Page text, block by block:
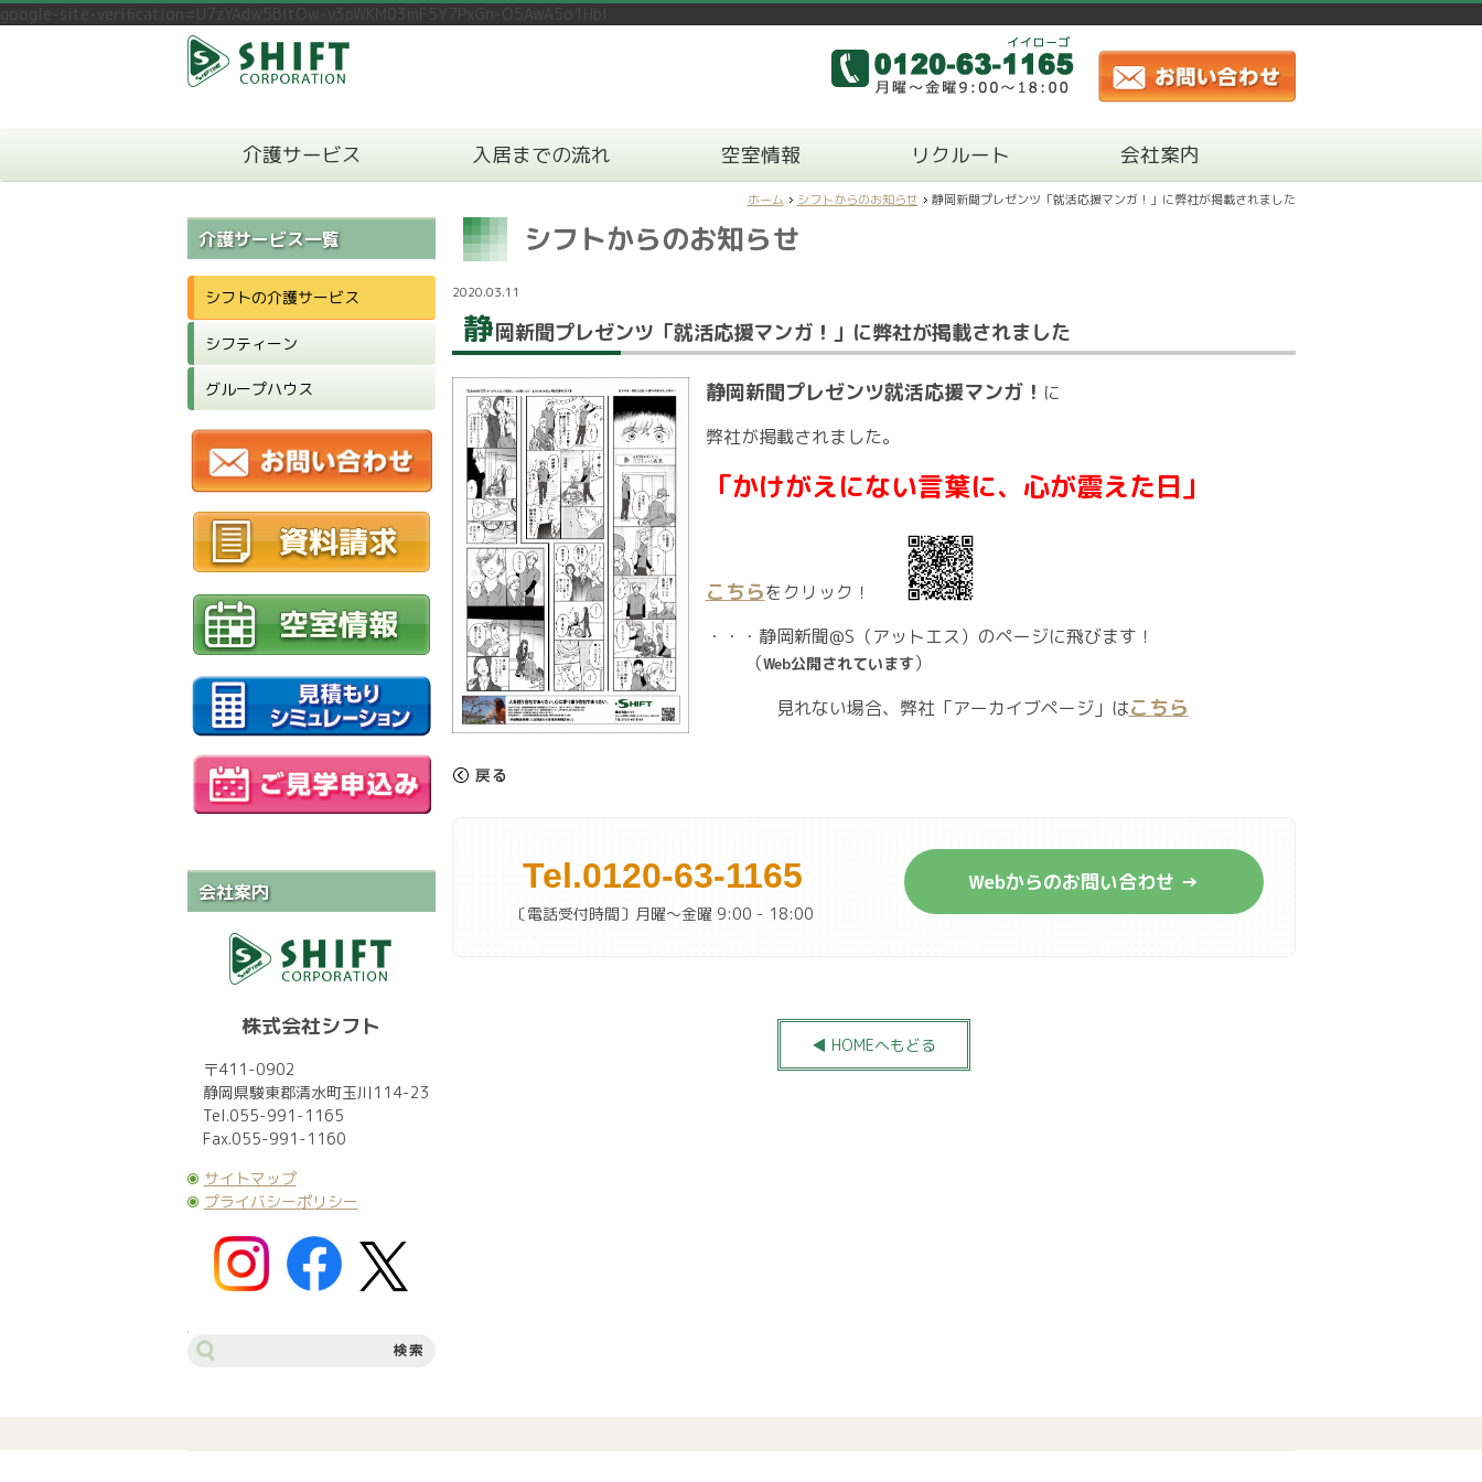
google-site-verification=U7zYAdw5BltOw-v3pWKM03mF5Y7PxGn-O5AwA5o1HbI
介護サービス 入居までの流れ 空室情報 リクルート 会社案内
ホーム シフトからのお知らせ 静岡新聞プレゼンツ「就活応援マンガ！」に弊社が掲載されました
シフトからのお知らせ
2020.03.11
静岡新聞プレゼンツ「就活応援マンガ！」に弊社が掲載されました
静岡新聞プレゼンツ就活応援マンガ！ に
弊社が掲載されました。
「かけがえにない言葉に、心が震えた日」
こちらをクリック！
・・・静岡新聞@S（アットエス）のページに飛びます！
（Web公開されています）
見れない場合、弊社「アーカイブページ」はこちら
Tel.0120-63-1165
〔電話受付時間〕月曜～金曜 9:00 - 18:00
Webからのお問い合わせ →
◀ HOMEへもどる
介護サービス一覧
シフトの介護サービス
シフティーン
グループハウス
会社案内
株式会社シフト
〒411-0902
静岡県駿東郡清水町玉川114-23
Tel.055-991-1165
Fax.055-991-1160
サイトマップ
プライバシーポリシー
サ
イ